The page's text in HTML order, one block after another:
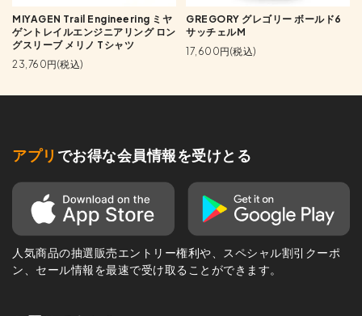
MIYAGEN Trail Engineering ミヤ
ゲントレイルエンジニアリング ロン
グスリーブ メリノ Tシャツ
23,760円(税込)
GREGORY グレゴリー ボールド6
サッチェルM
17,600円(税込)
アプリ でお得な会員情報を受けとる
人気商品の抽選販売エントリー権利や、スペシャル割引クーポ
ン、セール情報を最速で受け取ることができます。